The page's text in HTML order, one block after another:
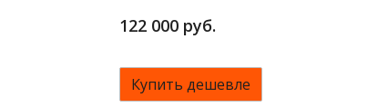
122 000 руб.
Купить дешевле